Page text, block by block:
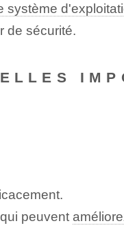
système
de sécurité.
peuvent